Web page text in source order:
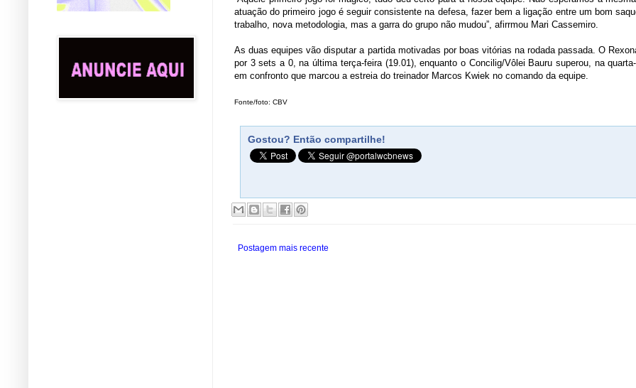
atuação do primeiro jogo é seguir consistente na defesa, fazer bem a ligação entre um bom
trabalho, nova metodologia, mas a garra do grupo não mudou”, afirrmou Mari Cassemiro.
As duas equipes vão disputar a partida motivadas por boas vitórias na rodada passada. O
por 3 sets a 0, na última terça-feira (19.01), enquanto o Concilig/Vôlei Bauru superou, na
em confronto que marcou a estreia do treinador Marcos Kwiek no comando da equipe.
Fonte/foto: CBV
Gostou? Então compartilhe!
Postagem mais recente